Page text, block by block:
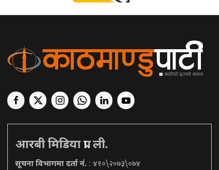
आरबी मिडिया प्रा. ली.
सूचना विभागमा दर्ता नं. : ४१०\२०७३\०७४